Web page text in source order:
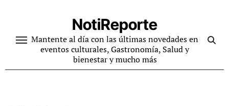
contenido
NotiReporte
Mantente al día con las últimas novedades en
eventos culturales, Gastronomía, Salud y
bienestar y mucho más